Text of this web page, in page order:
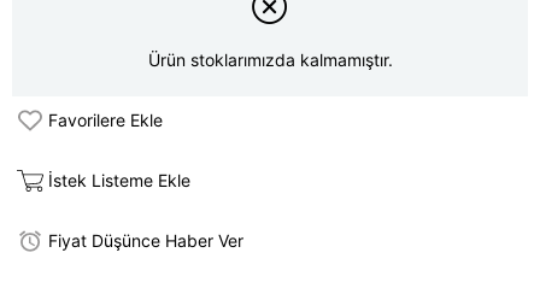
Ürün stoklarımızda kalmamıştır.
Favorilere Ekle
İstek Listeme Ekle
Fiyat Düşünce Haber Ver